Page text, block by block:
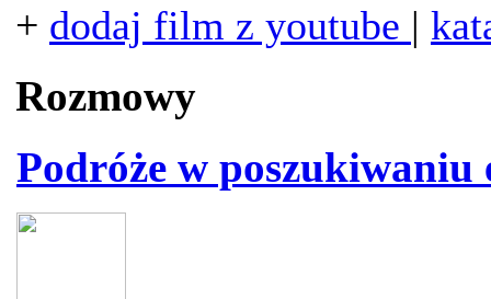
+ dodaj film z youtube |
Rozmowy
Podróże w poszukiwaniu